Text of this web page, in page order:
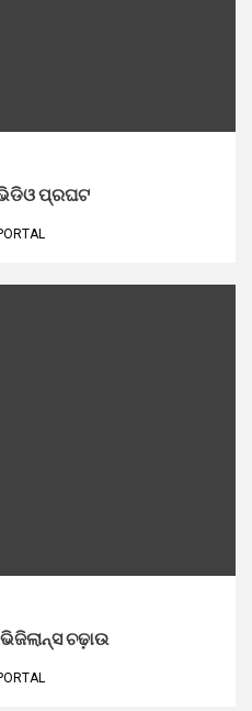
ପ୍ରଘଟ
ଚଢ଼ାଉ